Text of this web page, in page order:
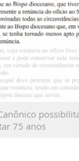
75 anos